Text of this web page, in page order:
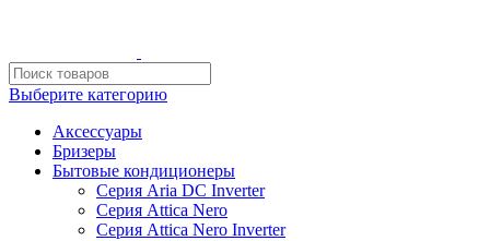
Выберите категорию
Аксессуары
Бризеры
Бытовые кондиционеры
Серия Aria DC Inverter
Серия Attica Nero
Серия Attica Nero Inverter